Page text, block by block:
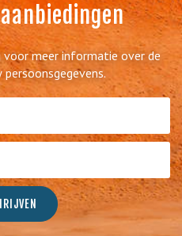
voor meer informatie over de